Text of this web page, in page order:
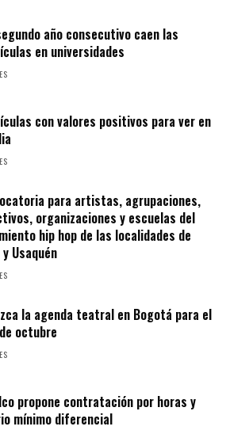
año consecutivo caen las
en universidades
con valores positivos para ver en
para artistas, agrupaciones,
organizaciones y escuelas del
hip hop de las localidades de
y Usaquén
la agenda teatral en Bogotá para el
octubre
propone contratación por horas y
mínimo diferencial